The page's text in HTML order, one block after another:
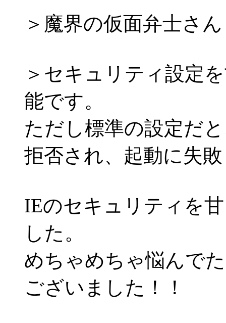
＞魔界の仮面弁士さん
＞セキュリティ設定
能です。
ただし標準の設定だ
拒否され、起動に失
IEのセキュリティを
した。
めちゃめちゃ悩んで
ございました！！